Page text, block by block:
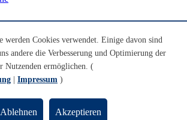
2026
werden Cookies verwendet. Einige davon sind
andere die Verbesserung und Optimierung der
Nutzenden ermöglichen. (
Impressum )
Ablehnen Akzeptieren